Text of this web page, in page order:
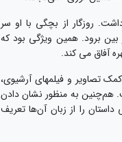
روزگار از بچگی با او سر
برود. همین ویژگی بود که
آفاق می کند.
کمک تصاویر و فیلم­های آرشیوی،
هم‌چنین به منظور نشان دادن
را از زبان آن‌ها تعریف